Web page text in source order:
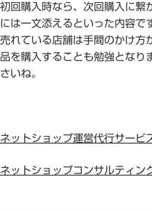
初回購入時なら、次回購入に繋
には一文添えるといった内容で
売れている店舗は手間のかけ方
品を購入することも勉強となり
さいね。
ネットショップ運営代行サービ
ネットショップコンサルティン